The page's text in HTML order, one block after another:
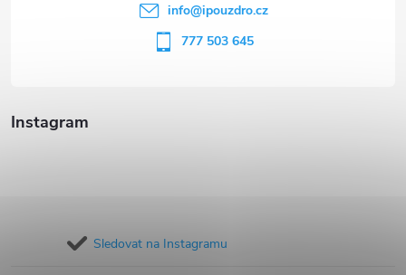
Instagram
Sledovat na Instagramu
info@ipouzdro.cz
777 503 645